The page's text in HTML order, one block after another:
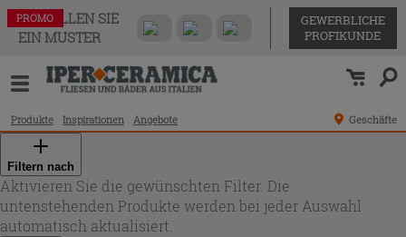
BESTELLEN SIE
EIN MUSTER
GEWERBLICHE
PROFIKUNDE
Produkte Inspirationen Angebote Geschäfte
Filtern nach
Aktivieren Sie die gewünschten Filter. Die
untenstehenden Produkte werden bei jeder Auswahl
automatisch aktualisiert.
PROMO
PROMO
PROMO